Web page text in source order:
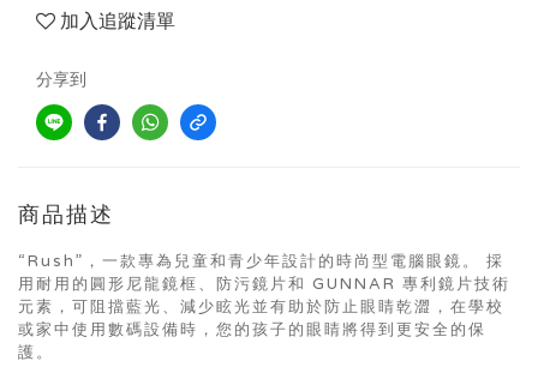
加入追蹤清單
分享到
商品描述
“Rush”，一款專為兒童和青少年設計的時尚型電腦眼鏡。 採
用耐用的圓形尼龍鏡框、防污鏡片和 GUNNAR 專利鏡片技術
元素，可阻擋藍光、減少眩光並有助於防止眼睛乾澀，在學校
或家中使用數碼設備時，您的孩子的眼睛將得到更安全的保
護。